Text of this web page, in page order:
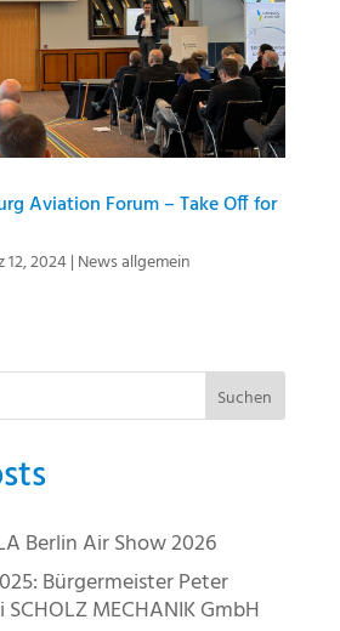
Aviation Forum – Take Off for
12, 2024| News allgemein
Suchen
Berlin Air Show 2026
Bürgermeister Peter
MECHANIK GmbH